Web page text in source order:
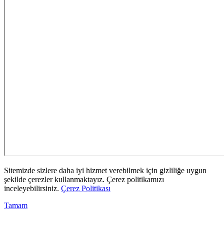
Sitemizde sizlere daha iyi hizmet verebilmek için gizliliğe uygun
şekilde çerezler kullanmaktayız. Çerez politikamızı
inceleyebilirsiniz. Çerez Politikası
Tamam